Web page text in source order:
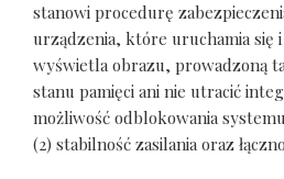
stanowi procedurę
urządzenia, które uruchamia się i
wyświetla obrazu, prowadzoną
stanu pamięci ani nie utracić
możliwość odblokowania
(2) stabilność zasilania oraz